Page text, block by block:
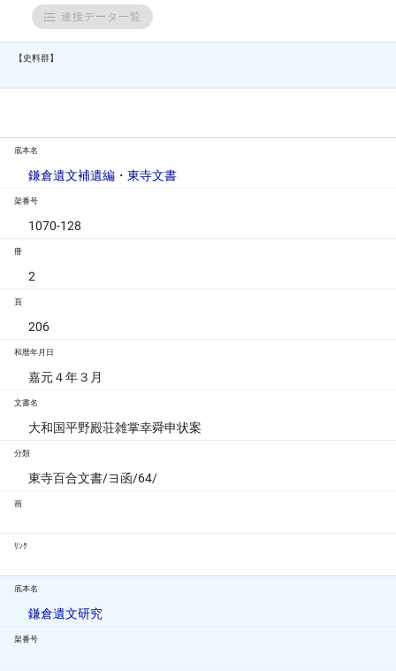
連接データ一覧
【史料群】
底本名
鎌倉遺文補遺編・東寺文書
架番号
1070-128
冊
2
頁
206
和暦年月日
嘉元４年３月
文書名
大和国平野殿荘雑掌幸舜申状案
分類
東寺百合文書/ヨ函/64/
画
ﾘﾝｸ
底本名
鎌倉遺文研究
架番号